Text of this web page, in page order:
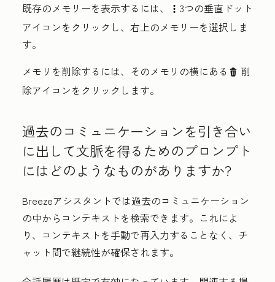
既存のメモリーを表示するには、 verticalMenut 3つの垂直ドット
アイコンをクリックし、右上のメモリーを選択しま
す。
メモリを削除するには、そのメモリの横にある delete 削
除アイコンをクリックします。
過去のコミュニケーションを引き合い
に出して文脈を得るためのプロンプト
にはどのようなものがありますか?
Breezeアシスタントでは過去のコミュニケーション
の中からコンテキストを検索できます。これによ
り、コンテキストを手動で再入力することなく、チ
ャット間で継続性が確保されます。